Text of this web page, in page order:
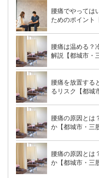
腰痛でやっては
ためのポイント
腰痛は温める？
解説【都城市・
腰痛を放置する
るリスク【都城
腰痛の原因とは
か【都城市・三
腰痛の原因とは
か【都城市・三